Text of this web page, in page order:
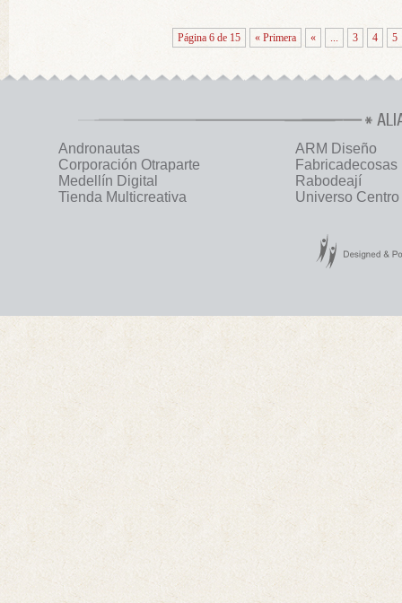
Página 6 de 15 « Primera « ... 3 4 5
Andronautas
ARM Diseño
Corporación Otraparte
Fabricadecosas
Medellín Digital
Rabodeají
Tienda Multicreativa
Universo Centro